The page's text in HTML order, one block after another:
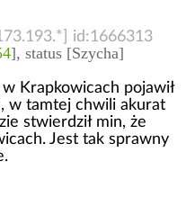
id:1666313
], status [Szycha]
Krapkowicach pojawił
w tamtej chwili akurat
stwierdził min, że
Jest tak sprawny